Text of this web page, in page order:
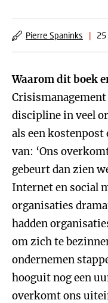
Pierre Spaninks |
Waarom dit boek
discipline in veel
als een kostenpost
van: ‘Ons
gebeurt dan zien
Internet en social
organisaties
hadden
om zich te
ondernemen
hooguit nog een
overkomt ons